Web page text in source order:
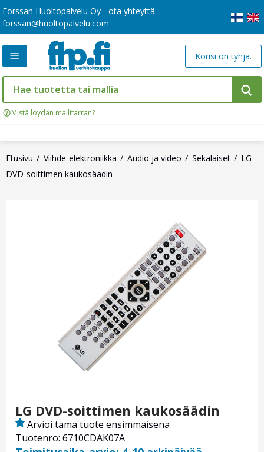
Forssan Huoltopalvelu Oy - ota yhteyttä:
forssan@huoltopalvelu.com
Mistä löydän mallitarran?
Korisi on tyhjä.
Etusivu Viihde-elektroniikka Audio ja video Sekalaiset
LG
DVD-soittimen kaukosäädin
LG DVD-soittimen kaukosäädin
Tuotenro: 6710CDAK07A
Arvioi tämä tuote ensimmäisenä